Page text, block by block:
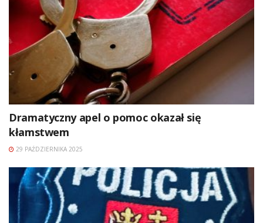
Dramatyczny apel o pomoc okazał się
kłamstwem
29 PAŹDZIERNIKA 2025